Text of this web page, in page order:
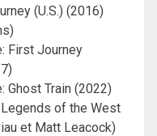
(U.S.) (2016)
First Journey
Ghost Train (2022)
of the West
et Matt Leacock)